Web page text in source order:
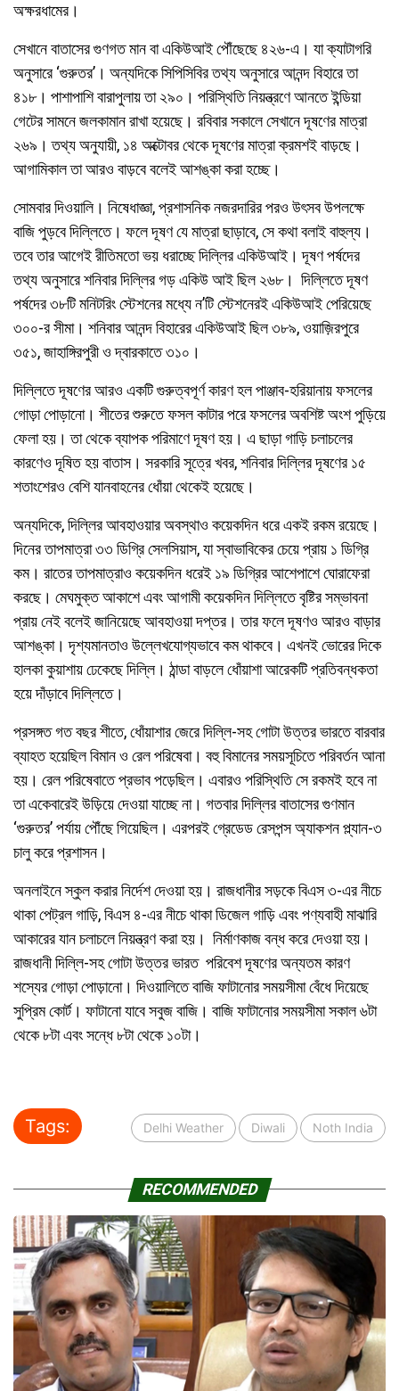
অক্ষরধামের।
সেখানে বাতাসের গুণগত মান বা একিউআই পৌঁছেছে ৪২৬-এ। যা ক্যাটাগরি
অনুসারে ‘গুরুতর’। অন্যদিকে সিপিসিবির তথ্য অনুসারে আনন্দ বিহারে তা
৪১৮। পাশাপাশি বারাপুলায় তা ২৯০। পরিস্থিতি নিয়ন্ত্রণে আনতে ইন্ডিয়া
গেটের সামনে জলকামান রাখা হয়েছে। রবিবার সকালে সেখানে দূষণের মাত্রা
২৬৯। তথ্য অনুযায়ী, ১৪ অক্টোবর থেকে দূষণের মাত্রা ক্রমশই বাড়ছে।
আগামিকাল তা আরও বাড়বে বলেই আশঙ্কা করা হচ্ছে।
সোমবার দিওয়ালি। নিষেধাজ্ঞা, প্রশাসনিক নজরদারির পরও উৎসব উপলক্ষে
বাজি পুড়বে দিল্লিতে। ফলে দূষণ যে মাত্রা ছাড়াবে, সে কথা বলাই বাহুল্য।
তবে তার আগেই রীতিমতো ভয় ধরাচ্ছে দিল্লির একিউআই। দূষণ পর্ষদের
তথ্য অনুসারে শনিবার দিল্লির গড় একিউ আই ছিল ২৬৮। দিল্লিতে দূষণ
পর্ষদের ৩৮টি মনিটরিং স্টেশনের মধ্যে ন’টি স্টেশনেরই একিউআই পেরিয়েছে
৩০০-র সীমা। শনিবার আনন্দ বিহারের একিউআই ছিল ৩৮৯, ওয়াজ়িরপুরে
৩৫১, জাহাঙ্গিরপুরী ও দ্বারকাতে ৩১০।
দিল্লিতে দূষণের আরও একটি গুরুত্বপূর্ণ কারণ হল পাঞ্জাব-হরিয়ানায় ফসলের
গোড়া পোড়ানো। শীতের শুরুতে ফসল কাটার পরে ফসলের অবশিষ্ট অংশ পুড়িয়ে
ফেলা হয়। তা থেকে ব্যাপক পরিমাণে দূষণ হয়। এ ছাড়া গাড়ি চলাচলের
কারণেও দূষিত হয় বাতাস। সরকারি সূত্রে খবর, শনিবার দিল্লির দূষণের ১৫
শতাংশেরও বেশি যানবাহনের ধোঁয়া থেকেই হয়েছে।
অন্যদিকে, দিল্লির আবহাওয়ার অবস্থাও কয়েকদিন ধরে একই রকম রয়েছে।
দিনের তাপমাত্রা ৩৩ ডিগ্রি সেলসিয়াস, যা স্বাভাবিকের চেয়ে প্রায় ১ ডিগ্রি
কম। রাতের তাপমাত্রাও কয়েকদিন ধরেই ১৯ ডিগ্রির আশেপাশে ঘোরাফেরা
করছে। মেঘমুক্ত আকাশে এবং আগামী কয়েকদিন দিল্লিতে বৃষ্টির সম্ভাবনা
প্রায় নেই বলেই জানিয়েছে আবহাওয়া দপ্তর। তার ফলে দূষণও আরও বাড়ার
আশঙ্কা। দৃশ্যমানতাও উল্লেখযোগ্যভাবে কম থাকবে। এখনই ভোরের দিকে
হালকা কুয়াশায় ঢেকেছে দিল্লি। ঠান্ডা বাড়লে ধোঁয়াশা আরেকটি প্রতিবন্ধকতা
হয়ে দাঁড়াবে দিল্লিতে।
প্রসঙ্গত গত বছর শীতে, ধোঁয়াশার জেরে দিল্লি-সহ গোটা উত্তর ভারতে বারবার
ব্যাহত হয়েছিল বিমান ও রেল পরিষেবা। বহু বিমানের সময়সূচিতে পরিবর্তন আনা
হয়। রেল পরিষেবাতে প্রভাব পড়েছিল। এবারও পরিস্থিতি সে রকমই হবে না
তা একেবারেই উড়িয়ে দেওয়া যাচ্ছে না। গতবার দিল্লির বাতাসের গুণমান
‘গুরুতর’ পর্যায় পৌঁছে গিয়েছিল। এরপরই গ্রেডেড রেসপন্স অ্যাকশন প্ল্যান-৩
চালু করে প্রশাসন।
অনলাইনে স্কুল করার নির্দেশ দেওয়া হয়। রাজধানীর সড়কে বিএস ৩-এর নীচে
থাকা পেট্রল গাড়ি, বিএস ৪-এর নীচে থাকা ডিজেল গাড়ি এবং পণ্যবাহী মাঝারি
আকারের যান চলাচলে নিয়ন্ত্রণ করা হয়। নির্মাণকাজ বন্ধ করে দেওয়া হয়।
রাজধানী দিল্লি-সহ গোটা উত্তর ভারত পরিবেশ দূষণের অন্যতম কারণ
শস্যের গোড়া পোড়ানো। দিওয়ালিতে বাজি ফাটানোর সময়সীমা বেঁধে দিয়েছে
সুপ্রিম কোর্ট। ফাটানো যাবে সবুজ বাজি। বাজি ফাটানোর সময়সীমা সকাল ৬টা
থেকে ৮টা এবং সন্ধে ৮টা থেকে ১০টা।
Tags: Delhi Weather Diwali Noth India
RECOMMENDED